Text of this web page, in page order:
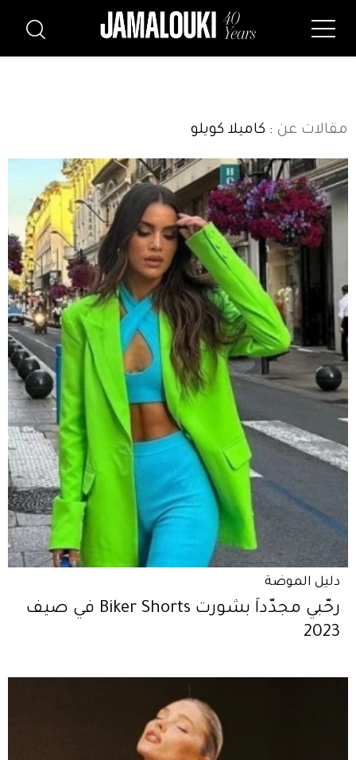
مقالات عن : كاميلا كويلو
دليل الموضة
رحّبي مجدّداً بشورت Biker Shorts في صيف
2023